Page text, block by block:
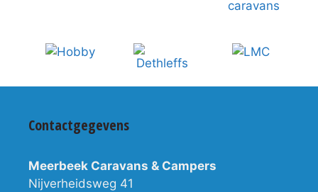
Contactgegevens
Meerbeek Caravans & Campers
Nijverheidsweg 41